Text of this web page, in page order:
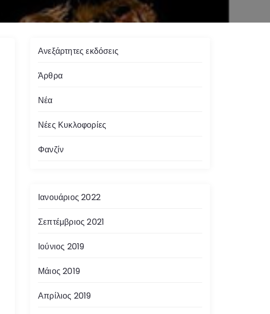
Ανεξάρτητες εκδόσεις
Άρθρα
Νέα
Νέες Κυκλοφορίες
Φανζίν
Ιανουάριος 2022
Σεπτέμβριος 2021
Ιούνιος 2019
Μάιος 2019
Απρίλιος 2019